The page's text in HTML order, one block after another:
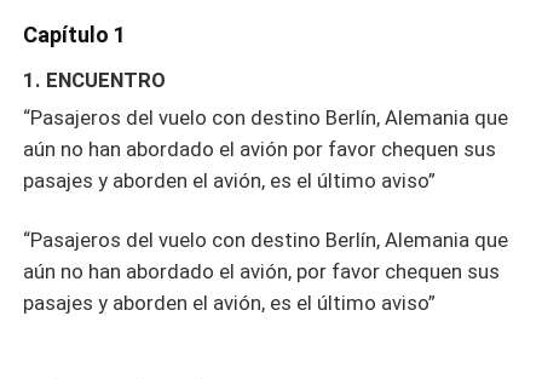
Capítulo 1
1. ENCUENTRO
“Pasajeros del vuelo con destino Berlín, Alemania que
aún no han abordado el avión por favor chequen sus
pasajes y aborden el avión, es el último aviso”
“Pasajeros del vuelo con destino Berlín, Alemania que
aún no han abordado el avión, por favor chequen sus
pasajes y aborden el avión, es el último aviso”